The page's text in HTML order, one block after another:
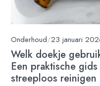
Onderhoud/23 januari
Welk doekje
Een praktische
streeploos reinigen